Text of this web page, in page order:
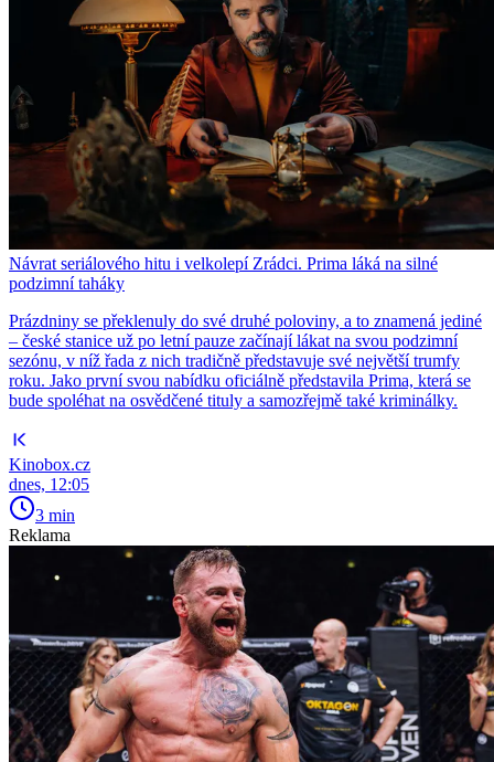
Návrat seriálového hitu i velkolepí Zrádci. Prima láká na silné
podzimní taháky
Prázdniny se překlenuly do své druhé poloviny, a to znamená jediné
– české stanice už po letní pauze začínají lákat na svou podzimní
sezónu, v níž řada z nich tradičně představuje své největší trumfy
roku. Jako první svou nabídku oficiálně představila Prima, která se
bude spoléhat na osvědčené tituly a samozřejmě také kriminálky.
Kinobox.cz
dnes, 12:05
3 min
Reklama